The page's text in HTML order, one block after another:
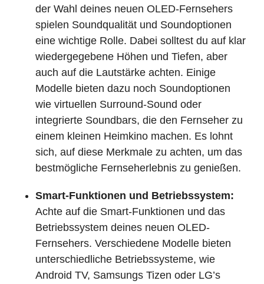
der Wahl deines neuen OLED-Fernsehers
spielen Soundqualität und Soundoptionen
eine wichtige Rolle. Dabei solltest du auf klar
wiedergegebene Höhen und Tiefen, aber
auch auf die Lautstärke achten. Einige
Modelle bieten dazu noch Soundoptionen
wie virtuellen Surround-Sound oder
integrierte Soundbars, die den Fernseher zu
einem kleinen Heimkino machen. Es lohnt
sich, auf diese Merkmale zu achten, um das
bestmögliche Fernseherlebnis zu genießen.
Smart-Funktionen und Betriebssystem:
Achte auf die Smart-Funktionen und das
Betriebssystem deines neuen OLED-
Fernsehers. Verschiedene Modelle bieten
unterschiedliche Betriebssysteme, wie
Android TV, Samsungs Tizen oder LG’s